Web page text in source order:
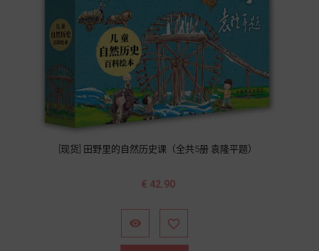
[现货] 田野里的自然历史课（全共5册 袁隆平题）
价
€ 42.90
 